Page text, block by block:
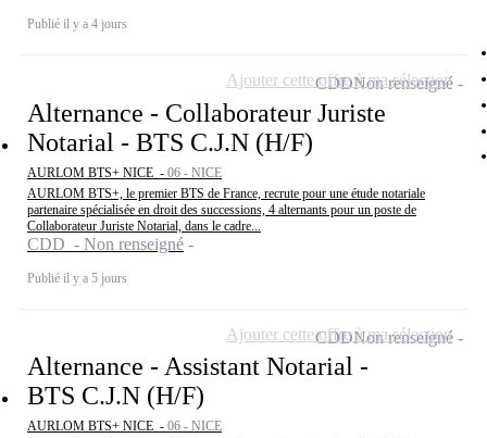
Publié il y a 4 jours
Alternance - Collaborateur Juriste
Notarial - BTS C.J.N (H/F)
AURLOM BTS+ NICE - 06 - NICE
AURLOM BTS+, le premier BTS de France, recrute pour une étude notariale
partenaire spécialisée en droit des successions, 4 alternants pour un poste de
Collaborateur Juriste Notarial, dans le cadre...
CDD - Non renseigné
Publié il y a 5 jours
CDDNon renseigné
Ajouter cette offre à ma sélection
Alternance - Assistant Notarial -
BTS C.J.N (H/F)
AURLOM BTS+ NICE - 06 - NICE
CDDNon renseigné
Ajouter cette offre à ma sélection